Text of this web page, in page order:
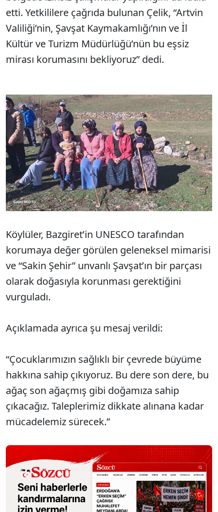
etti. Yetkililere çağrıda bulunan Çelik, “Artvin
Valiliği’nin, Şavşat Kaymakamlığı’nın ve İl
Kültür ve Turizm Müdürlüğü’nün bu eşsiz
mirası korumasını bekliyoruz” dedi.
Köylüler, Bazgiret’in UNESCO tarafından
korumaya değer görülen geleneksel mimarisi
ve “Sakin Şehir” unvanlı Şavşat’ın bir parçası
olarak doğasıyla korunması gerektiğini
vurguladı.
Açıklamada ayrıca şu mesaj verildi:
“Çocuklarımızın sağlıklı bir çevrede büyüme
hakkına sahip çıkıyoruz. Bu dere son dere, bu
ağaç son ağaçmış gibi doğamıza sahip
çıkacağız. Taleplerimiz dikkate alınana kadar
mücadelemiz sürecek.”